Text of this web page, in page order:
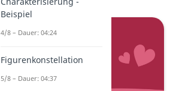
Beispiel
4/8 – Dauer: 04:24
Figurenkonstellation
5/8 – Dauer: 04:37